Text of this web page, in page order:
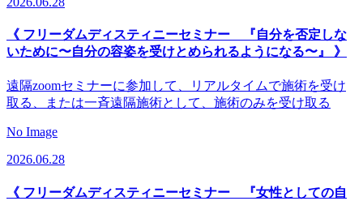
《 フリーダムディスティニーセミナー 『自分を否定しな
いために〜自分の容姿を受けとめられるようになる〜』 》
遠隔zoomセミナーに参加して、リアルタイムで施術を受け
取る、または一斉遠隔施術として、施術のみを受け取る
No Image
2026.06.28
《 フリーダムディスティニーセミナー 『女性としての自